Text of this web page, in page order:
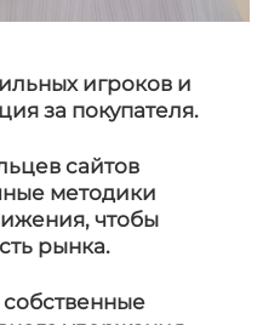
игроков и
за покупателя.
сайтов
методики
чтобы
рынка.